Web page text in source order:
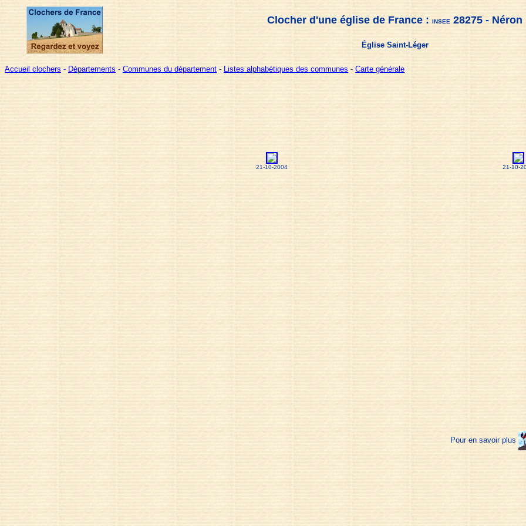
Clocher d'une église de France : INSEE 28275 - Néron
Église Saint-Léger
Accueil clochers - Départements - Communes du département - Listes alphabétiques des communes - Carte générale
21-10-2004 21-10-
Pour en savoir plus